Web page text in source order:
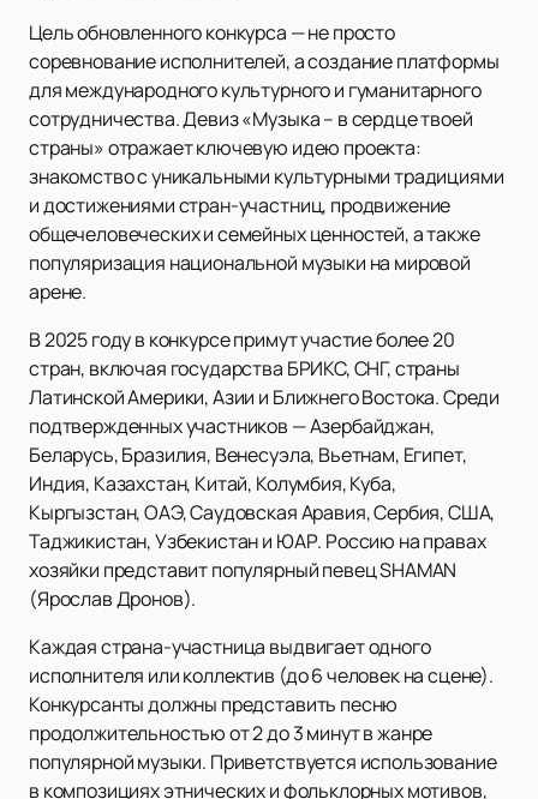
Цель обновленного конкурса — не просто
соревнование исполнителей, а создание платформы
для международного культурного и гуманитарного
сотрудничества. Девиз «Музыка – в сердце твоей
страны» отражает ключевую идею проекта:
знакомство с уникальными культурными традициями
и достижениями стран-участниц, продвижение
общечеловеческих и семейных ценностей, а также
популяризация национальной музыки на мировой
арене.
В 2025 году в конкурсе примут участие более 20
стран, включая государства БРИКС, СНГ, страны
Латинской Америки, Азии и Ближнего Востока. Среди
подтвержденных участников — Азербайджан,
Беларусь, Бразилия, Венесуэла, Вьетнам, Египет,
Индия, Казахстан, Китай, Колумбия, Куба,
Кыргызстан, ОАЭ, Саудовская Аравия, Сербия, США,
Таджикистан, Узбекистан и ЮАР. Россию на правах
хозяйки представит популярный певец SHAMAN
(Ярослав Дронов).
Каждая страна-участница выдвигает одного
исполнителя или коллектив (до 6 человек на сцене).
Конкурсанты должны представить песню
продолжительностью от 2 до 3 минут в жанре
популярной музыки. Приветствуется использование
в композициях этнических и фольклорных мотивов,